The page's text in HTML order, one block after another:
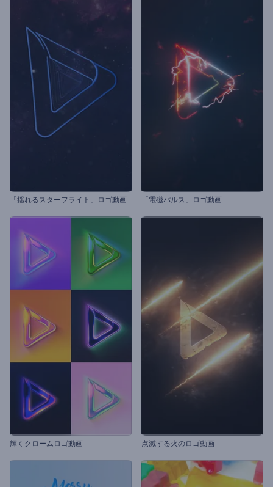
「揺れるスターフライト」ロゴ動画 「電磁パルス」ロゴ動画
輝くクロームロゴ動画 点滅する火のロゴ動画